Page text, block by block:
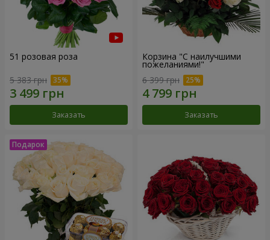
51 розовая роза
5 383 грн
Заказать
Корзина "С наилучшими
пожеланиями!"
6 399 грн
Заказать